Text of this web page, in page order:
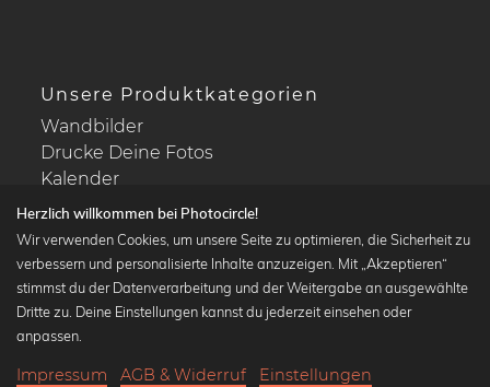
Unsere Produktkategorien
Wandbilder
Drucke Deine Fotos
Kalender
Beliebte Kollektionen
Wandbilder in schwarz-weiß
Herzlich willkommen bei Photocircle!
Wir verwenden Cookies, um unsere Seite zu optimieren, die Sicherheit zu
verbessern und personalisierte Inhalte anzuzeigen. Mit „Akzeptieren“
stimmst du der Datenverarbeitung und der Weitergabe an ausgewählte
Dritte zu. Deine Einstellungen kannst du jederzeit einsehen oder
anpassen.
Impressum AGB & Widerruf Einstellungen